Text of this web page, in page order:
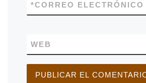
CORREO ELECTRÓNICO
*
WEB